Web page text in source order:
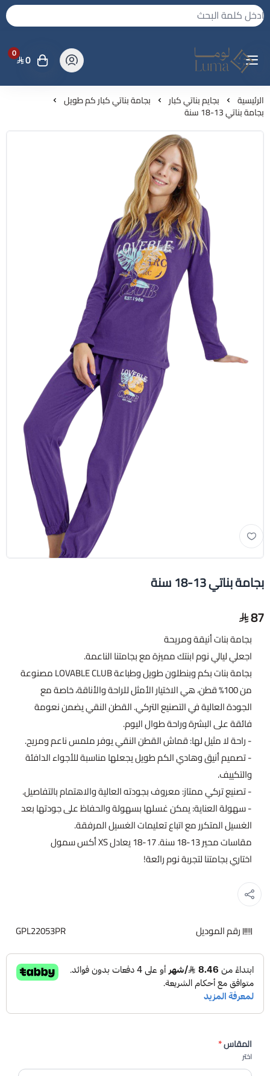
لوما - بجامه واكثر
0 0
الرئيسية بجايم بناتي كبار بجامة بناتي كبار كم طويل
بجامة بناتي 13-18 سنة
بجامة بناتي 13-18 سنة
87
بجامة بنات أنيقة ومريحة
اجعلي ليالي نوم ابنتك مميزة مع بجامتنا الناعمة.
بجامة بنات بكم وبنطلون طويل وطباعة LOVABLE CLUB مصنوعة
من 100% قطن، هي الاختيار الأمثل للراحة والأناقة، خاصة مع
الجودة العالية في التصنيع التركي. القطن النقي يضمن نعومة
فائقة على البشرة وراحة طوال اليوم.
- راحة لا مثيل لها: قماش القطن النقي يوفر ملمس ناعم ومريح.
- تصميم أنيق وهادي الكم طويل يجعلها مناسبة للأجواء الدافئة
والتكييف.
- تصنيع تركي ممتاز: معروف بجودته العالية والاهتمام بالتفاصيل.
- سهولة العناية: يمكن غسلها بسهولة والحفاظ على جودتها بعد
الغسيل المتكرر مع اتباع تعليمات الغسيل المرفقة.
مقاسات محير 13-18 سنة. 17-18 يعادل XS أكس سمول
اختاري بجامتنا لتجربة نوم رائعة!
رقم الموديل GPL22053PR
المقاس*
اختر